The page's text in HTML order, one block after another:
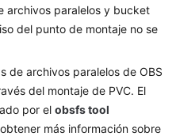
archivos paralelos y bucket
del punto de montaje no se
de archivos paralelos de OBS
del montaje de PVC. El
por el obsfs tool
más información sobre